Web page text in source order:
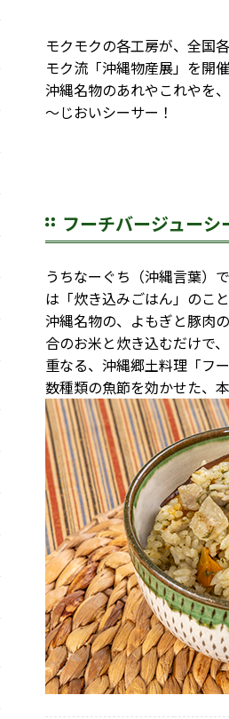
モクモクの各工房が、全国
モク流「沖縄物産展」を開催
沖縄名物のあれやこれやを
～じおいシーサー！
フーチバージュー
うちなーぐち（沖縄言葉）
は「炊き込みごはん」のこと
沖縄名物の、よもぎと豚肉
合のお米と炊き込むだけで
重なる、沖縄郷土料理「フ
数種類の魚節を効かせた、